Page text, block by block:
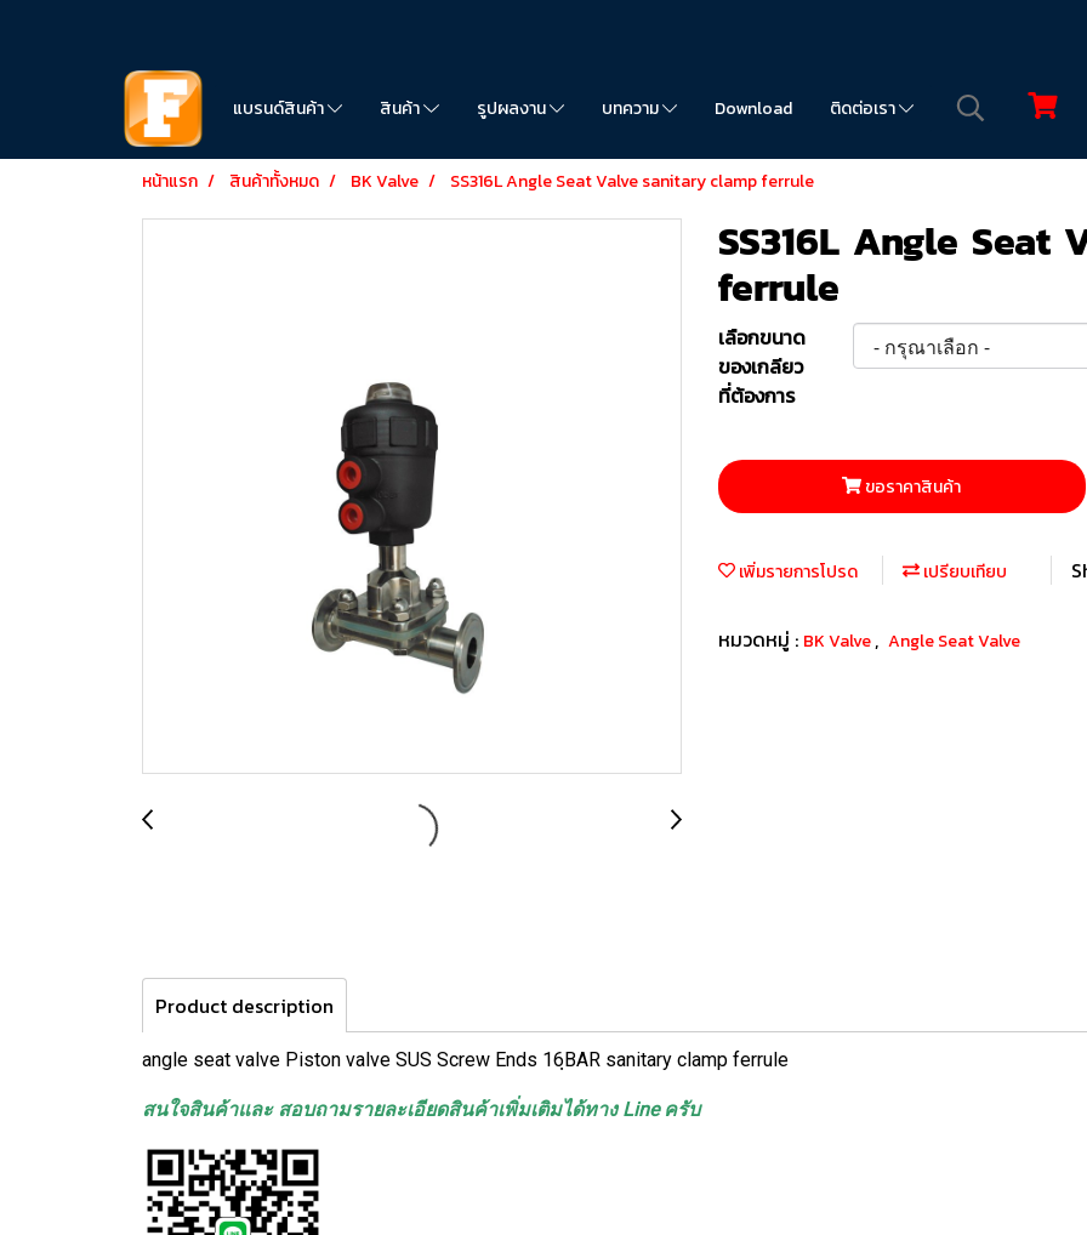
แบรนด์สินค้า สินค้า รูปผลงาน บทความ Download ติดต่อเรา
หน้าแรก สินค้าทั้งหมด BK Valve SS316L Angle Seat Valve sanitary clamp ferrule
SS316L Angle
ferrule
เลือกขนาด
ของเกลียว
ที่ต้องการ
ขอราคาสินค้า
เพิ่มรายการโปรด เปรียบเทียบ
หมวดหมู่ : BK Valve, Angle Seat Valve
Product description
angle seat valve Piston valve SUS Screw Ends 16ฺBAR sanitary clamp ferrule
สนใจสินค้าและ สอบถามรายละเอียดสินค้าเพิ่มเติมได้ทาง Line ครับ